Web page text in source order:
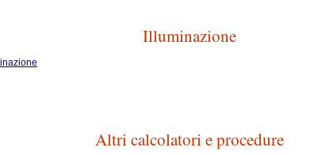
Illuminazione
Altri calcolatori e procedure